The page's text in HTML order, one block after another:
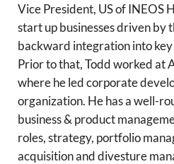
Vice President, US of INEOS
start up businesses driven by
backward integration into
Prior to that, Todd worked at
where he led corporate
organization. He has a well-
business & product
roles, strategy, portfolio
acquisition and divesture